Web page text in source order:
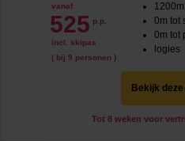
vanaf
525 p.p.
incl. skipas
( bij 9 personen )
0m tot
0m tot
logies
Bekijk
Tot 8 weken voor